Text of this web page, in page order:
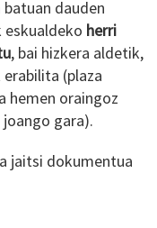
dauden
eskualdeko herri
, bai hizkera aldetik,
(plaza
hemen oraingoz
gara).
jaitsi dokumentua